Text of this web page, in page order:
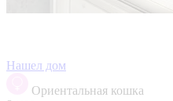
Нашел дом
Ориентальная кошка